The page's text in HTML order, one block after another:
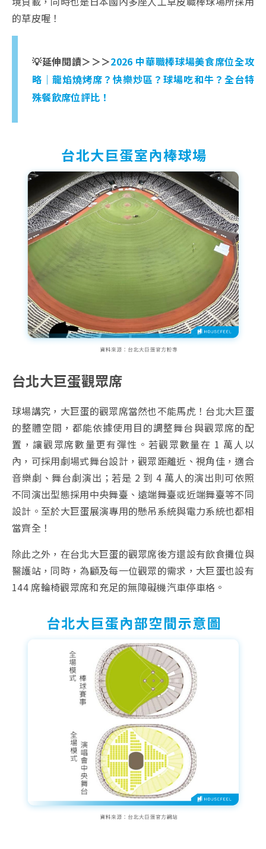
的草皮喔！
💡延伸閱讀＞＞＞2026 中華職棒球場美食席位全攻
略｜龍焰燒烤席？快樂炒區？球場吃和牛？全台特
殊餐飲席位評比！
台北大巨蛋觀眾席
球場講究，大巨蛋的觀眾席當然也不能馬虎！台北大巨蛋
的整體空間，都能依據使用目的調整舞台與觀眾席的配
置，讓觀眾席數量更有彈性。若觀眾數量在 1 萬人以
內，可採用劇場式舞台設計，觀眾距離近、視角佳，適合
音樂劇、舞台劇演出；若是 2 到 4 萬人的演出則可依照
不同演出型態採用中央舞臺、遠端舞臺或近端舞臺等不同
設計。至於大巨蛋展演專用的懸吊系統與電力系統也都相
當齊全！
除此之外，在台北大巨蛋的觀眾席後方還設有飲食攤位與
醫護站，同時，為顧及每一位觀眾的需求，大巨蛋也設有
144 席輪椅觀眾席和充足的無障礙機汽車停車格。